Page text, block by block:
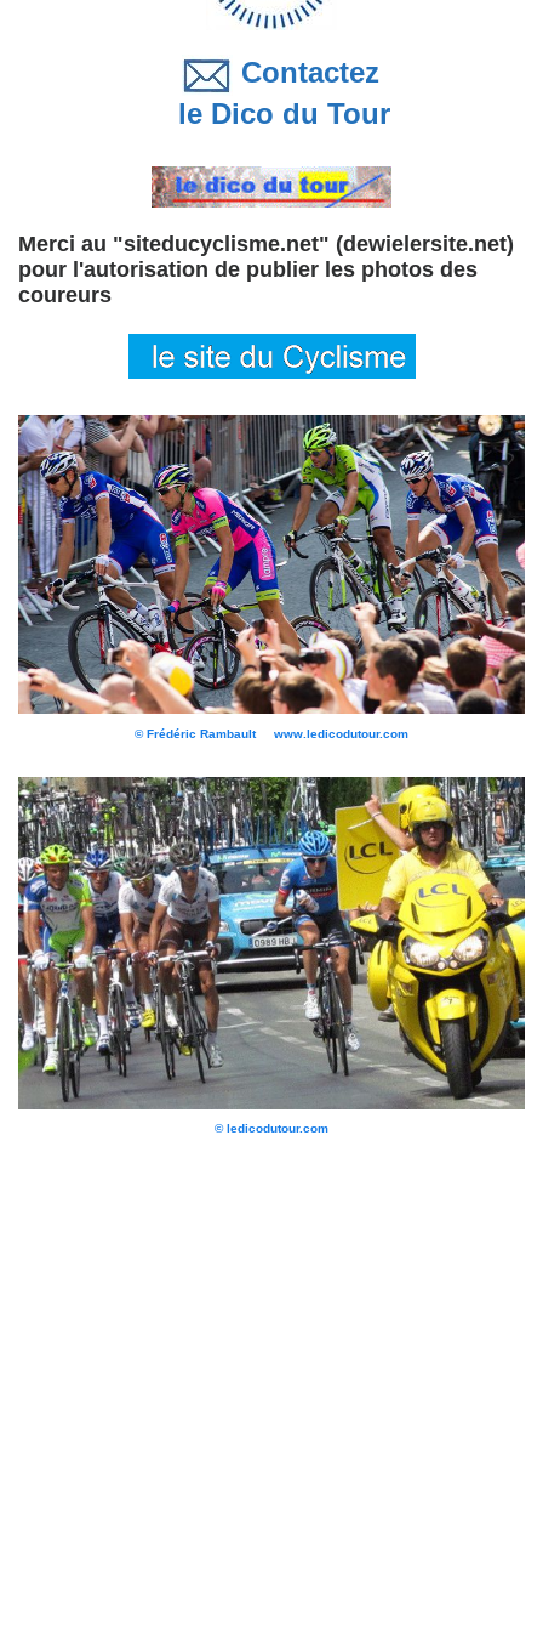
Contactez
le Dico du Tour
Merci au "siteducyclisme.net" (dewielersite.net)
pour l'autorisation de publier les photos des
coureurs
© Frédéric Rambault www.ledicodutour.com
© ledicodutour.com